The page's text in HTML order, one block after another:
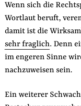
Wenn sich die
Wortlaut beruft,
damit ist die
sehr fraglich. Denn
im engeren Sinne
nachzuweisen sein.
Ein weiterer